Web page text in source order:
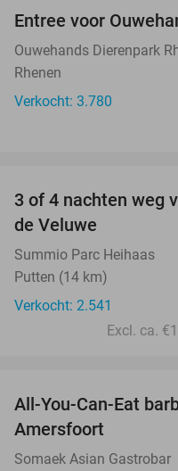
Entree voor
Ouwehands Dierenpark
Rhenen
Verkocht: 3.780
3 of 4 nachten weg
de Veluwe
Summio Parc Heihaas
Putten (14 km)
Verkocht: 2.541
Excl. ca.
All-You-Can-Eat
Amersfoort
Somaek Asian Gastrobar